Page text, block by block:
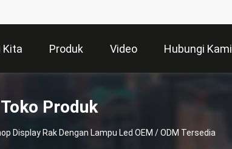
Kita Produk Video Hubungi Kami
Produk
Display Rak Dengan Lampu Led OEM / ODM Tersedia